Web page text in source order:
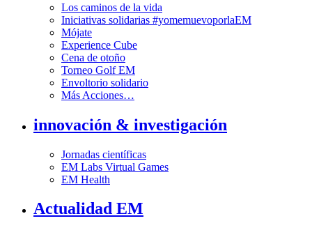
Los caminos de la vida
Iniciativas solidarias #yomemuevoporlaEM
Mójate
Experience Cube
Cena de otoño
Torneo Golf EM
Envoltorio solidario
Más Acciones…
innovación & investigación
Jornadas científicas
EM Labs Virtual Games
EM Health
Actualidad EM